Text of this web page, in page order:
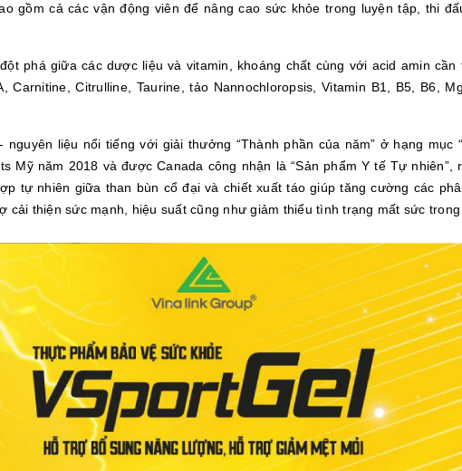
gồm cả các vận động viên để nâng cao sức khỏe trong luyện tập, thi
phá giữa các dược liệu và vitamin, khoáng chất cùng với acid amin cần
Carnitine, Citrulline, Taurine, tảo Nannochloropsis, Vitamin B1, B5, B6,
nguyên liệu nổi tiếng với giải thưởng “Thành phần của năm” ở hạng mục
Mỹ năm 2018 và được Canada công nhận là “Sản phẩm Y tế Tự nhiên”,
tự nhiên giữa than bùn cổ đại và chiết xuất táo giúp tăng cường các
cải thiện sức mạnh, hiệu suất cũng như giảm thiểu tình trạng mất sức trong